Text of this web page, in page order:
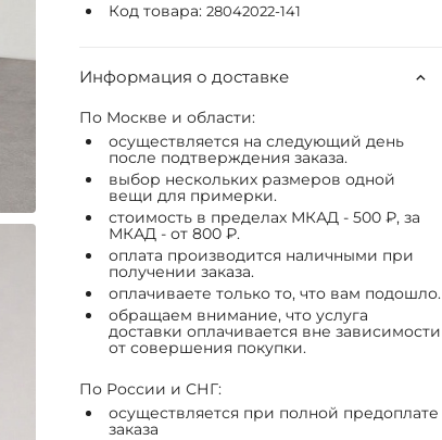
Код товара: 28042022-141
Информация о доставке
По Москве и области:
осуществляется на следующий день
после подтверждения заказа.
выбор нескольких размеров одной
вещи для примерки.
стоимость в пределах МКАД - 500 ₽, за
МКАД - от 800 ₽.
оплата производится наличными при
получении заказа.
оплачиваете только то, что вам подошло.
обращаем внимание, что услуга
доставки оплачивается вне зависимости
от совершения покупки.
По России и СНГ:
осуществляется при полной предоплате
заказа